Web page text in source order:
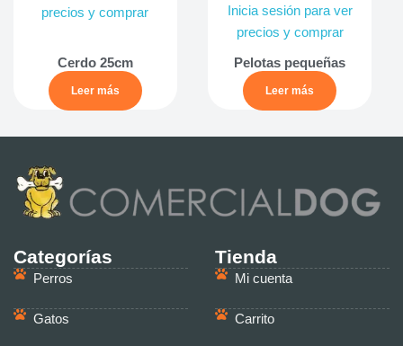
precios y comprar
Cerdo 25cm
Leer más
Inicia sesión para ver
precios y comprar
Pelotas pequeñas
Leer más
Categorías
Perros
Gatos
Tienda
Mi cuenta
Carrito